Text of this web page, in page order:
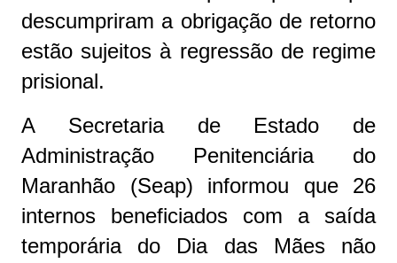
descumpriram a obrigação de retorno
estão sujeitos à regressão de regime
prisional.
A Secretaria de Estado de
Administração Penitenciária do
Maranhão (Seap) informou que 26
internos beneficiados com a saída
temporária do Dia das Mães não